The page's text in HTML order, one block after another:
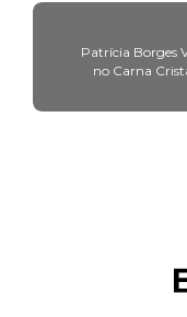
Patrícia Borges
no Carna